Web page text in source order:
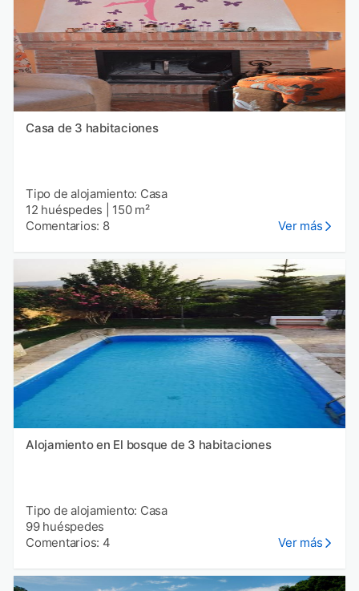
Casa de 3 habitaciones
Tipo de alojamiento: Casa
12 huéspedes
150 m²
Comentarios: 8
Ver más
Alojamiento en El bosque de 3 habitaciones
Tipo de alojamiento: Casa
99 huéspedes
Comentarios: 4
Ver más